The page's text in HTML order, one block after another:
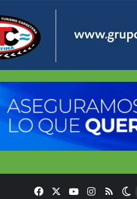
FacebookYouTubeInstagram
RSS